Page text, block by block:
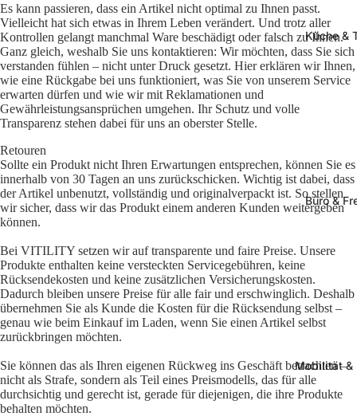
Küche &
Büro &
Mobilität &
Es kann passieren, dass ein Artikel nicht optimal zu Ihnen passt.
Vielleicht hat sich etwas in Ihrem Leben verändert. Und trotz aller
Kontrollen gelangt manchmal Ware beschädigt oder falsch zu Ihnen.
Ganz gleich, weshalb Sie uns kontaktieren: Wir möchten, dass Sie sich
verstanden fühlen – nicht unter Druck gesetzt. Hier erklären wir Ihnen,
wie eine Rückgabe bei uns funktioniert, was Sie von unserem Service
erwarten dürfen und wie wir mit Reklamationen und
Gewährleistungsansprüchen umgehen. Ihr Schutz und volle
Transparenz stehen dabei für uns an oberster Stelle.
Retouren
Sollte ein Produkt nicht Ihren Erwartungen entsprechen, können Sie es
innerhalb von 30 Tagen an uns zurückschicken. Wichtig ist dabei, dass
der Artikel unbenutzt, vollständig und originalverpackt ist. So stellen
wir sicher, dass wir das Produkt einem anderen Kunden weitergeben
können.
Bei VITILITY setzen wir auf transparente und faire Preise. Unsere
Produkte enthalten keine versteckten Servicegebühren, keine
Rücksendekosten und keine zusätzlichen Versicherungskosten.
Dadurch bleiben unsere Preise für alle fair und erschwinglich. Deshalb
übernehmen Sie als Kunde die Kosten für die Rücksendung selbst –
genau wie beim Einkauf im Laden, wenn Sie einen Artikel selbst
zurückbringen möchten.
Sie können das als Ihren eigenen Rückweg ins Geschäft betrachten –
nicht als Strafe, sondern als Teil eines Preismodells, das für alle
durchsichtig und gerecht ist, gerade für diejenigen, die ihre Produkte
behalten möchten.